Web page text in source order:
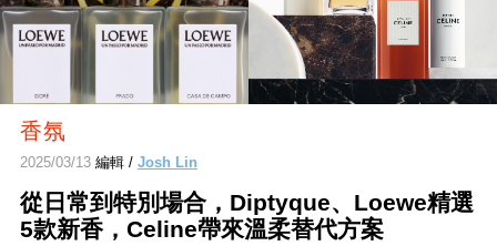
香氛
2025/03/13編輯 / Josh Lin
從日常到特別場合，Diptyque、Loewe精選
5款新香，Celine帶來溫柔替代方案